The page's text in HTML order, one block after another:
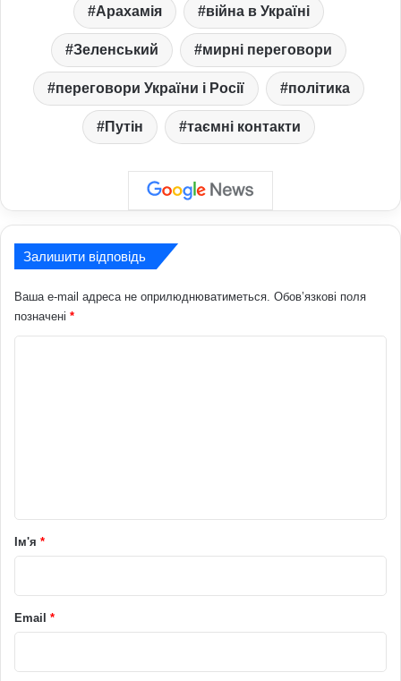
Арахамія війна в Україні
Зеленський мирні переговори
переговори України і Росії політика
Путін таємні контакти
Залишити відповідь
Ваша e-mail адреса не оприлюднюватиметься. Обов’язкові поля
позначені *
рІм'я *
Email *